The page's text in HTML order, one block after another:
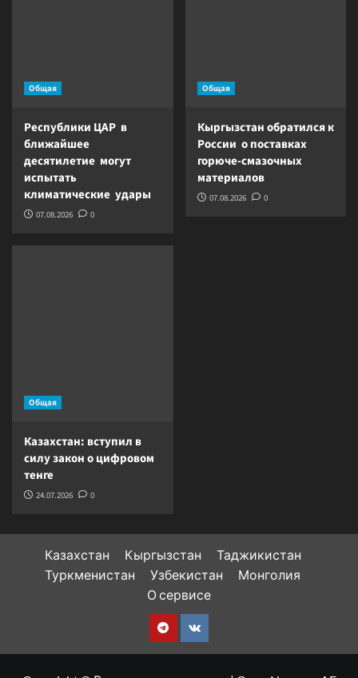
Общая
Республики ЦАР в
ближайшее
десятилетие могут
испытать
климатические удары
07.08.2026 0
Общая
Кыргызстан обратился к
России о поставках
горюче-смазочных
материалов
07.08.2026 0
Общая
Казахстан: вступил в
силу закон о цифровом
тенге
24.07.2026 0
Казахстан Кыргызстан
Таджикистан
Туркменистан
Узбекистан
Монголия
О сервисе
Telegram
VK